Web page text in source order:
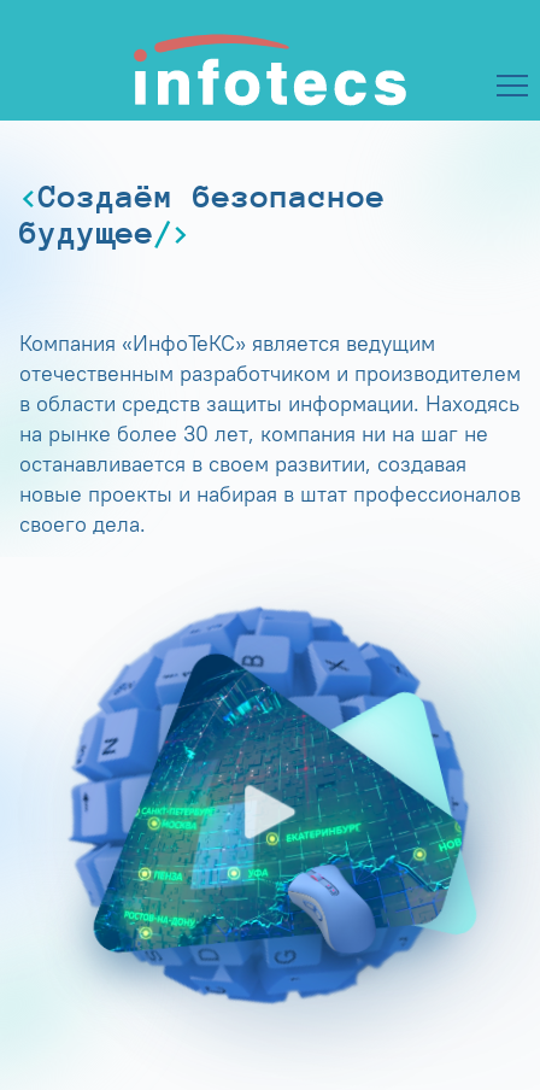
Создаём безопасное
будущее
Компания «ИнфоТеКС» является ведущим
отечественным разработчиком и производителем
в области средств защиты информации. Находясь
на рынке более 30 лет, компания ни на шаг не
останавливается в своем развитии, создавая
новые проекты и набирая в штат профессионалов
своего дела.